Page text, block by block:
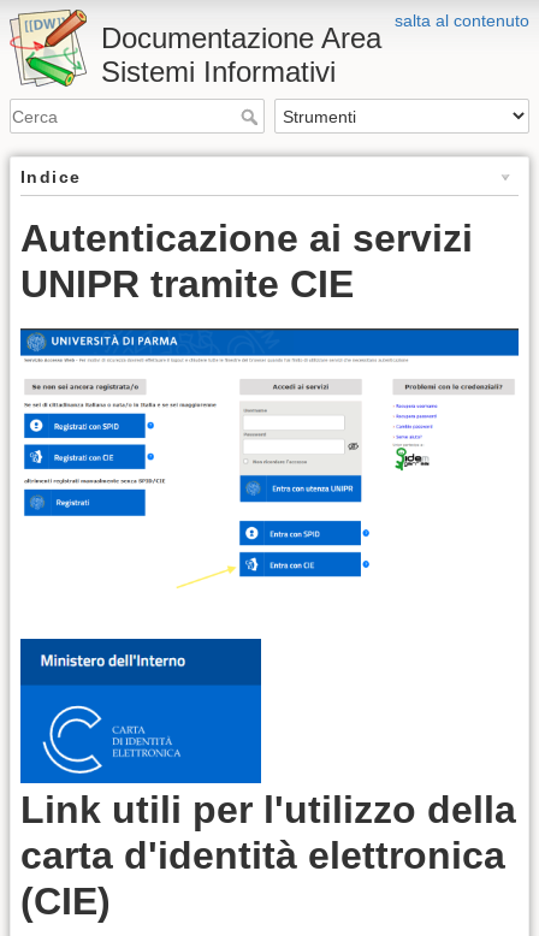
salta al contenuto
Documentazione Area
Sistemi Informativi
Indice
Autenticazione ai servizi
UNIPR tramite CIE
Link utili per l'utilizzo della
carta d'identità elettronica
(CIE)